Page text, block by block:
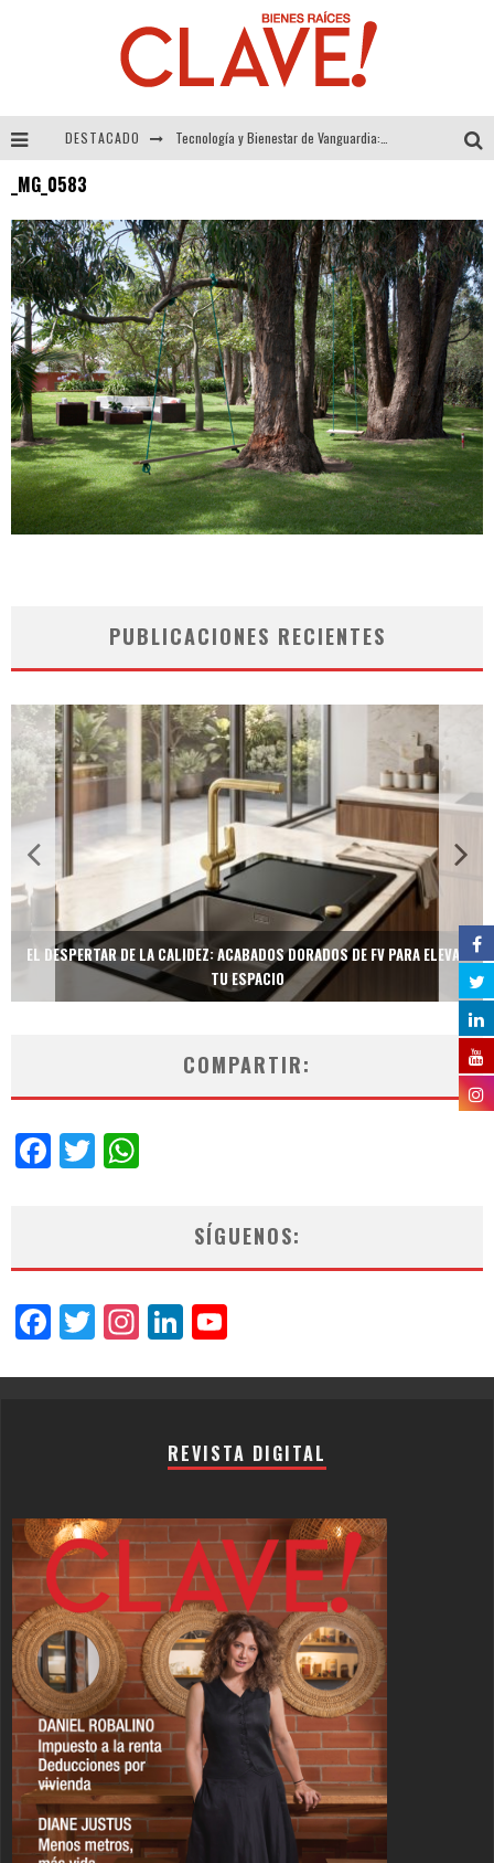
DESTACADO
Alexandra Bedoya – La Constancia detrás de La Paletería
El Despertar de la Calidez: Acabados Dorados de FV para Elevar tu Espacio
_MG_0583
PUBLICACIONES RECIENTES
EL DESPERTAR DE LA CALIDEZ: ACABADOS DORADOS DE FV PARA ELEVAR
TU ESPACIO
COMPARTIR:
Facebook
Twitter
SÍGUENOS:
Facebook
Twitter
Instagram
LinkedIn
REVISTA DIGITAL